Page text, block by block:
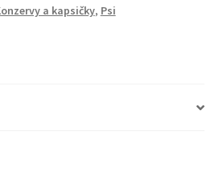
kočky
a kapsičky, Psi